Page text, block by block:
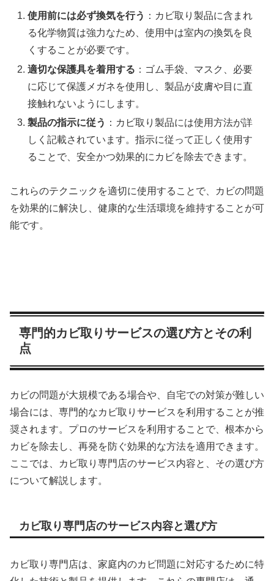
使用前には必ず換気を行う ：カビ取り製品に含まれ
る化学物質は強力なため、使用中は室内の換気を良
くすることが必要です。
適切な保護具を着用する ：ゴム手袋、マスク、必要
に応じて保護メガネを使用し、製品が皮膚や目に直
接触れないようにします。
製品の指示に従う ：カビ取り製品には使用方法が詳
しく記載されています。指示に従って正しく使用す
ることで、安全かつ効果的にカビを除去できます。
これらのテクニックを適切に使用することで、カビの問題
を効果的に解決し、健康的な生活環境を維持することが可
能です。
専門的カビ取りサービスの選び方とその利
点
カビの問題が大規模である場合や、自宅での対策が難しい
場合には、専門的なカビ取りサービスを利用することが推
奨されます。プロのサービスを利用することで、根本から
カビを除去し、再発を防ぐ効果的な方法を適用できます。
ここでは、カビ取り専門店のサービス内容と、その選び方
について解説します。
カビ取り専門店のサービス内容と選び方
カビ取り専門店は、家庭内のカビ問題に対応するために特